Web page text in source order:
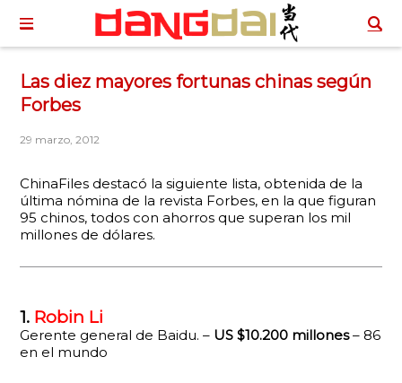
Las diez mayores fortunas chinas según
Forbes
29 marzo, 2012
ChinaFiles destacó la siguiente lista, obtenida de la
última nómina de la revista Forbes, en la que figuran
95 chinos, todos con ahorros que superan los mil
millones de dólares.
1. Robin Li
Gerente general de Baidu. – US $10.200 millones– 86
en el mundo